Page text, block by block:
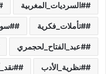
#السرديات_المغربية
#تأملات_فكرية
#عبد_الفتاح_لحجمري
#نظرية_الأدب